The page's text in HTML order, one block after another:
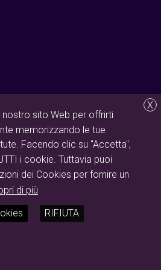
X
sito Web per offrirti
memorizzando le tue
Facendo clic su "Accetta",
i cookie. Tuttavia puoi
dei Cookies per fornire un
di più
RIFIUTA